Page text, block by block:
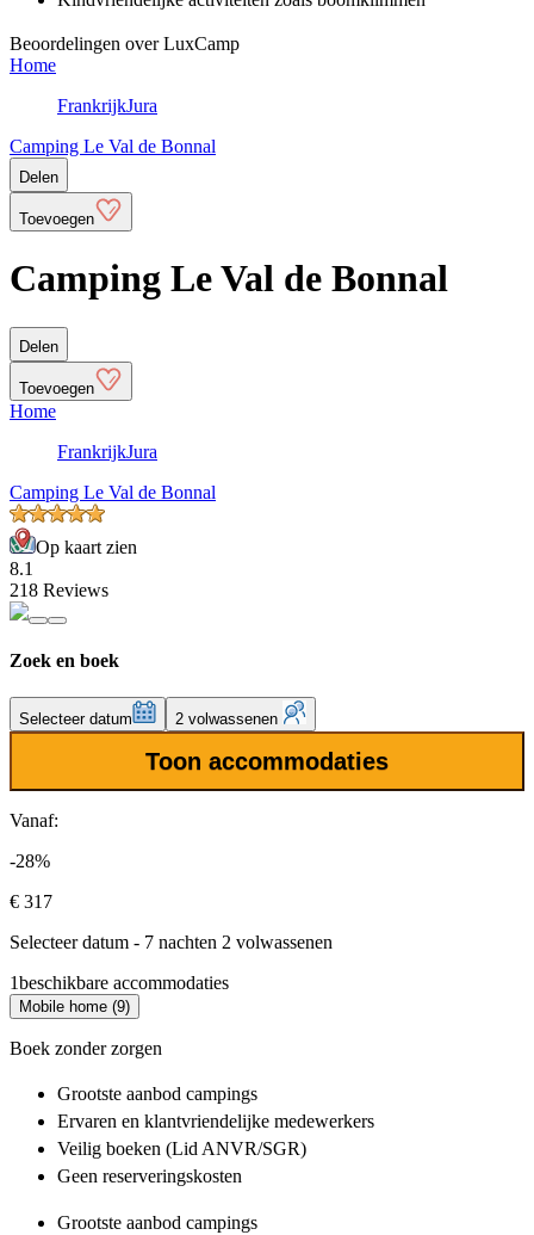
Beoordelingen over LuxCamp
Home
FrankrijkJura
Camping Le Val de Bonnal
Delen
Toevoegen
Camping Le Val de Bonnal
Delen
Toevoegen
Home
FrankrijkJura
Camping Le Val de Bonnal
Op kaart zien
8.1
218 Reviews
Zoek en boek
Selecteer datum 2 volwassenen
Toon accommodaties
Vanaf:
-28%
€ 317
Selecteer datum - 7 nachten 2 volwassenen
1beschikbare accommodaties
Mobile home (9)
Boek zonder zorgen
Grootste aanbod campings
Ervaren en klantvriendelijke medewerkers
Veilig boeken (Lid ANVR/SGR)
Geen reserveringskosten
Grootste aanbod campings